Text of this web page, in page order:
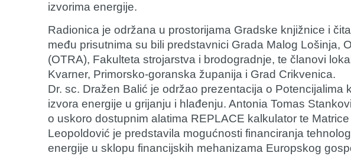
izvorima energije.
Radionica je održana u prostorijama Gradske knjižnice i
među prisutnima su bili predstavnici Grada Malog Lošinja,
(OTRA), Fakulteta strojarstva i brodogradnje, te članovi
Kvarner, Primorsko-goranska županija i Grad Crikvenica.
Dr. sc. Dražen Balić je održao prezentacija o Potencijalima
izvora energije u grijanju i hlađenju. Antonia Tomas
o uskoro dostupnim alatima REPLACE kalkulator te
Leopoldović je predstavila mogućnosti financiranja
energije u sklopu financijskih mehanizama Europskog